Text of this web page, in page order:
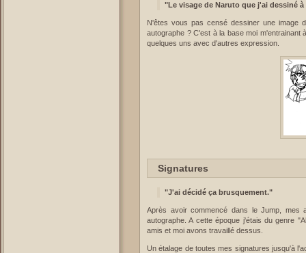
"Le visage de Naruto que j'ai dessiné
N'êtes vous pas censé dessiner une image
autographe ? C'est à la base moi m'entrainant
quelques uns avec d'autres expression.
Signatures
"J'ai décidé ça brusquement."
Après avoir commencé dans le Jump,
autographe. A cette époque j'étais du genre
amis et moi avons travaillé dessus.
Un étalage de toutes mes signatures jusqu'à